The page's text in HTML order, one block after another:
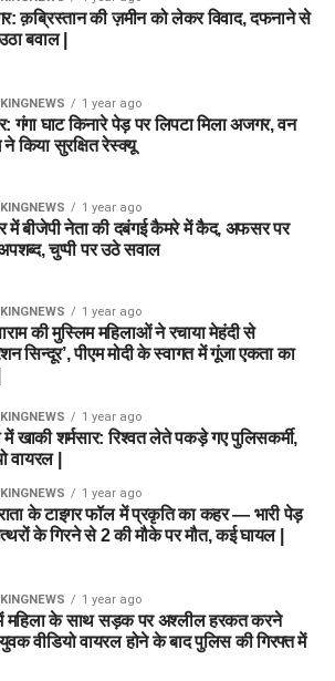
क़ब्रिस्तान की ज़मीन को लेकर विवाद, दफनाने से
बवाल |
1 year ago
गंगा घाट किनारे पेड़ पर लिपटा मिला अजगर, वन
ने किया सुरक्षित रेस्क्यू
1 year ago
में बीजेपी नेता की दबंगई कैमरे में कैद, अफसर पर
चुप्पी पर उठे सवाल
1 year ago
की मुस्लिम महिलाओं ने रचाया मेहंदी से
सिन्दूर’, पीएम मोदी के स्वागत में गूंजा एकता का
1 year ago
में खाकी शर्मसार: रिश्वत लेते पकड़े गए पुलिसकर्मी,
वायरल |
1 year ago
के टाइगर फॉल में प्रकृति का कहर — भारी पेड़
के गिरने से 2 की मौके पर मौत, कई घायल |
1 year ago
महिला के साथ सड़क पर अश्लील हरकत करने
वीडियो वायरल होने के बाद पुलिस की गिरफ्त में